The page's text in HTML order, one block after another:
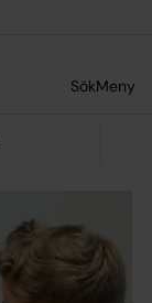
SökMeny